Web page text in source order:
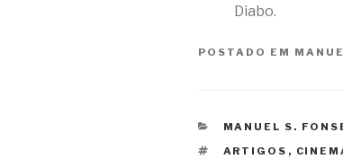
Diabo.
POSTADO EM
CATEGORIAS
MANUEL S.
TAGS
ARTIGOS ,